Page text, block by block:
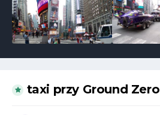
taxi przy Ground Zero